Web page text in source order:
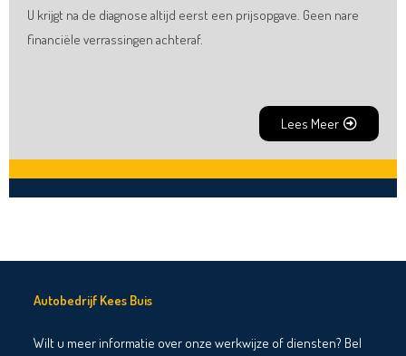
U krijgt na de diagnose altijd eerst een prijsopgave. Geen nare
financiële verrassingen achteraf.
Lees Meer
Autobedrijf Kees Buis
Wilt u meer informatie over onze werkwijze of diensten? Bel